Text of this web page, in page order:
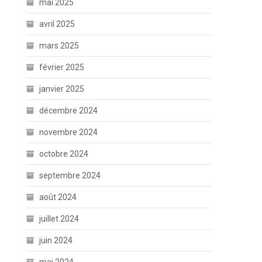
mai 2025
avril 2025
mars 2025
février 2025
janvier 2025
décembre 2024
novembre 2024
octobre 2024
septembre 2024
août 2024
juillet 2024
juin 2024